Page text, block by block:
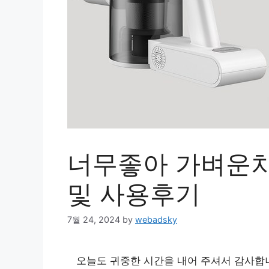
너무좋아 가벼운
및 사용후기
7월 24, 2024 by webadsky
오늘도 귀중한 시간을 내어 주셔서 감사합